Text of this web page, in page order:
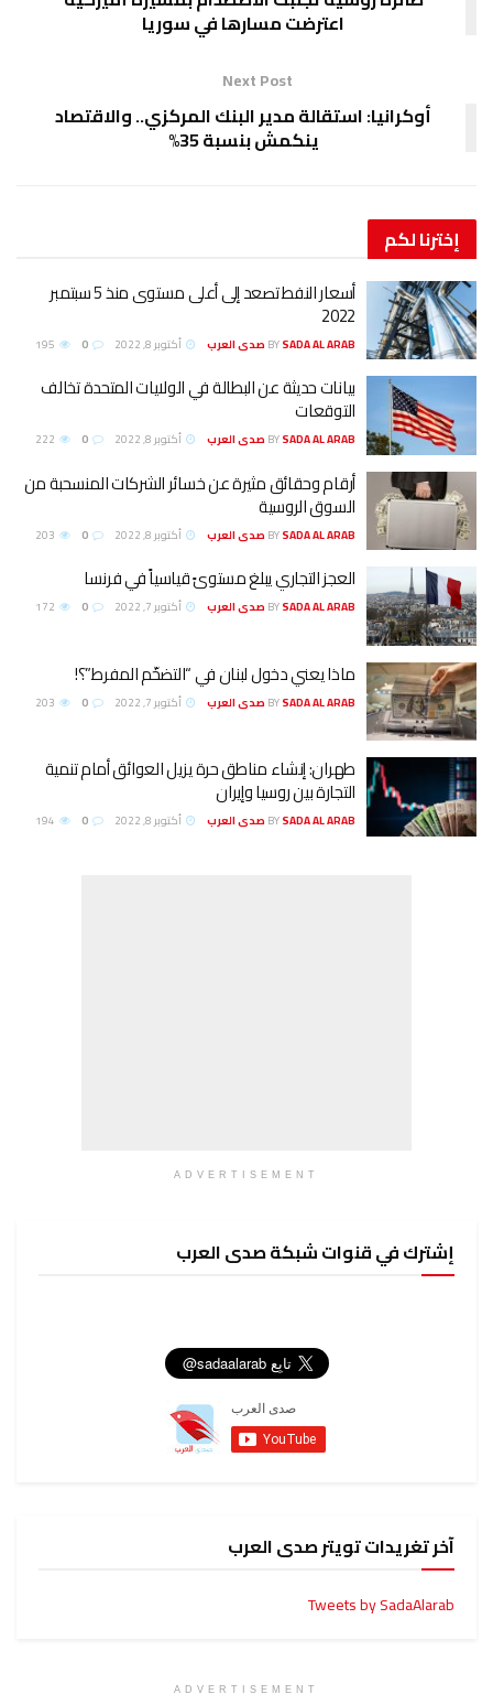
اعترضت مسارها في سوريا
Next Post
أوكرانيا: استقالة مدير البنك المركزي.. والاقتصاد
ينكمش بنسبة 35%
إخترنالكم
أسعار النفط تصعد إلى أعلى مستوى منذ 5 سبتمبر
2022
BYSADA AL ARAB صدى العرب أكتوبر 8, 2022
بيانات حديثة عن البطالة في الولايات المتحدة تخالف
التوقعات
BYSADA AL ARAB صدى العرب أكتوبر 8, 2022
أرقام وحقائق مثيرة عن خسائر الشركات المنسحبة من
السوق الروسية
BYSADA AL ARAB صدى العرب أكتوبر 8, 2022
العجز التجاري يبلغ مستوىً قياسياً في فرنسا
BYSADA AL ARAB صدى العرب أكتوبر 7, 2022
ماذا يعني دخول لبنان في “التضخّم المفرط”؟!
BYSADA AL ARAB صدى العرب أكتوبر 7, 2022
طهران: إنشاء مناطق حرة يزيل العوائق أمام تنمية
التجارة بین روسيا وإيران
BYSADA AL ARAB صدى العرب أكتوبر 8, 2022
ADVERTISEMENT
إشترك في قنوات شبكة صدى العرب
آخر تغريدات تويتر صدى العرب
Tweets by SadaAlarab
ADVERTISEMENT